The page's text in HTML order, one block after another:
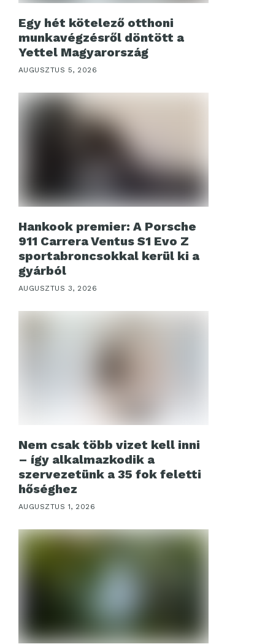
Egy hét kötelező otthoni
munkavégzésről döntött a
Yettel Magyarország
AUGUSZTUS 5, 2026
Hankook premier: A Porsche
911 Carrera Ventus S1 Evo Z
sportabroncsokkal kerül ki a
gyárból
AUGUSZTUS 3, 2026
Nem csak több vizet kell inni
– így alkalmazkodik a
szervezetünk a 35 fok feletti
hőséghez
AUGUSZTUS 1, 2026